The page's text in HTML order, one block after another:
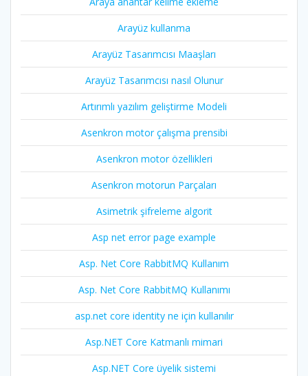
Arayüz kullanma
Arayüz Tasarımcısı Maaşları
Arayüz Tasarımcısı nasıl Olunur
Artırımlı yazılım geliştirme Modeli
Asenkron motor çalışma prensibi
Asenkron motor özellikleri
Asenkron motorun Parçaları
Asimetrik şifreleme algorit
Asp net error page example
Asp. Net Core RabbitMQ Kullanım
Asp. Net Core RabbitMQ Kullanımı
asp.net core identity ne için kullanılır
Asp.NET Core Katmanlı mimari
Asp.NET Core üyelik sistemi